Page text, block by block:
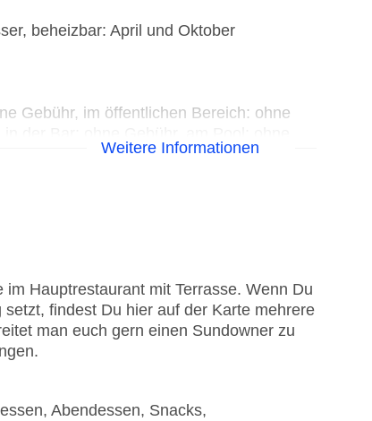
beheizbar: April und Oktober
Gebühr, im öffentlichen Bereich: ohne
Gebühr
Weitere Informationen
Hauptrestaurant mit Terrasse. Wenn Du
findest Du hier auf der Karte mehrere
man euch gern einen Sundowner zu
Abendessen, Snacks,